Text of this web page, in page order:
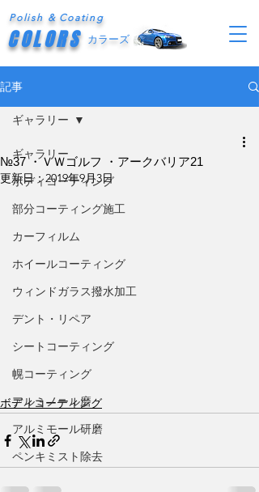
Polish & Coating
COLORS カラーズ
記事
ギャラリー
ボディコーティング
部分コーティング施工
カーフィルム
ホイールコーティング
ウィンドガラス撥水加工
デント・リペア
シートコーティング
幌コーティング
アルミノール磨
アルミモール研磨
ペンキミスト除去
ギャラリー
№37 ・ＶＷゴルフ ・アークバリア21
更新日：2019年9月3日
ボディコーティング